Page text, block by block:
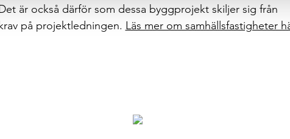
är också därför som dessa byggprojekt skiljer sig från
på projektledningen. Läs mer om samhällsfastigheter